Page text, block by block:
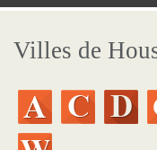
Villes de